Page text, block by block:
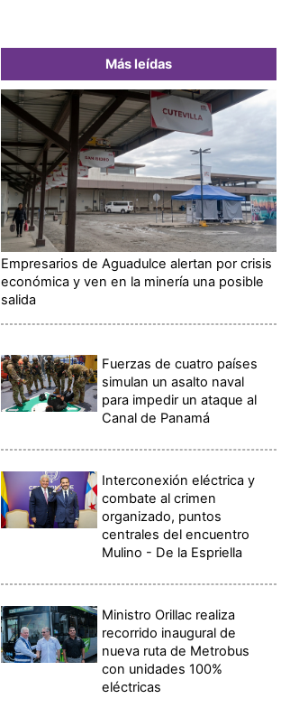
Más leídas
Empresarios de Aguadulce alertan por crisis
económica y ven en la minería una posible
salida
Fuerzas de cuatro países
simulan un asalto naval
para impedir un ataque al
Canal de Panamá
Interconexión eléctrica y
combate al crimen
organizado, puntos
centrales del encuentro
Mulino - De la Espriella
Ministro Orillac realiza
recorrido inaugural de
nueva ruta de Metrobus
con unidades 100%
eléctricas